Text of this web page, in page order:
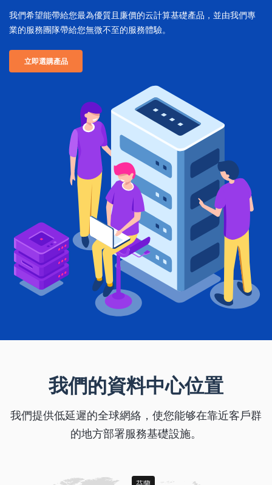
我們希望能帶給您最為優質且廉價的云計算基礎產品，並由我們專
業的服務團隊帶給您無微不至的服務體驗。
立即選購產品
我們的資料中心位置
我們提供低延遲的全球網絡，使您能够在靠近客戶群
的地方部署服務基礎設施。